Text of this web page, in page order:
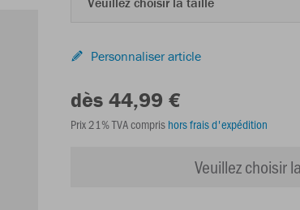
Personnaliser article
dès 44,99 €
Prix 21% TVA compris hors frais d'expédition
Veuillez choisir